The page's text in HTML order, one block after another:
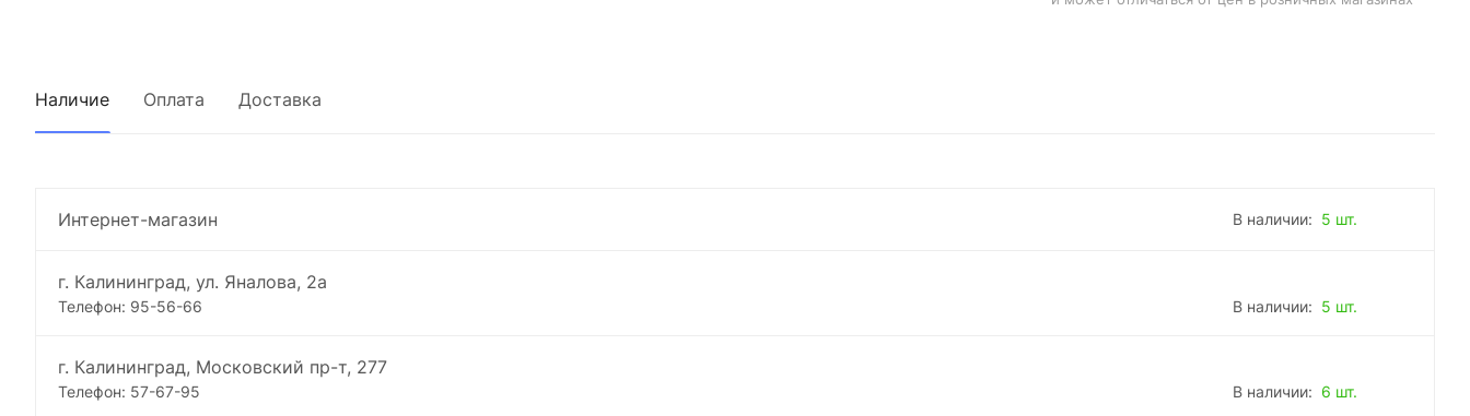
Наличие Оплата Доставка
Интернет-магазин В наличии: 5 шт.
г. Калининград, ул. Яналова, 2а
Телефон: 95-56-66 В наличии: 5 шт.
г. Калининград, Московский пр-т, 277
Телефон: 57-67-95 В наличии: 6 шт.